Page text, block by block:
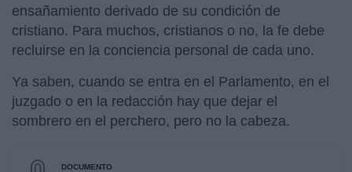
ensañamiento derivado de su condición de
cristiano. Para muchos, cristianos o no, la fe debe
recluirse en la conciencia personal de cada uno.
Ya saben, cuando se entra en el Parlamento, en el
juzgado o en la redacción hay que dejar el
sombrero en el perchero, pero no la cabeza.